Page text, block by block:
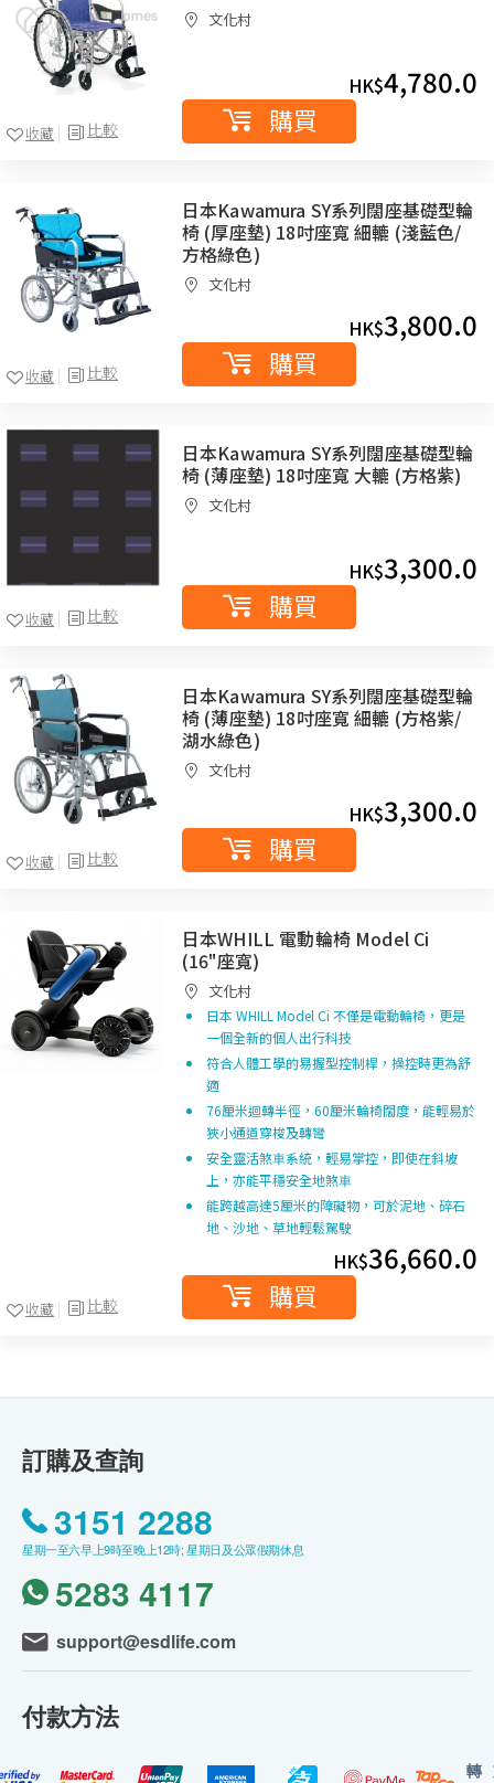
比較
收藏
文化村
HK$4,780.0
購買
比較
收藏
日本Kawamura SY系列闊座基礎型輪
椅 (厚座墊) 18吋座寬 細轆 (淺藍色/
方格綠色)
文化村
HK$3,800.0
購買
比較
收藏
日本Kawamura SY系列闊座基礎型輪
椅 (薄座墊) 18吋座寬 大轆 (方格紫)
文化村
HK$3,300.0
購買
比較
收藏
日本Kawamura SY系列闊座基礎型輪
椅 (薄座墊) 18吋座寬 細轆 (方格紫/
湖水綠色)
文化村
HK$3,300.0
購買
比較
收藏
日本WHILL 電動輪椅 Model Ci
(16"座寬)
文化村
日本 WHILL Model Ci 不僅是電動輪椅，更是
一個全新的個人出行科技
符合人體工學的易握型控制桿，操控時更為舒
適
76厘米迴轉半徑，60厘米輪椅闊度，能輕易於
狹小通道穿梭及轉彎
安全靈活煞⾞系統，輕易掌控，即使在斜坡
上，亦能平穩安全地煞⾞
能跨越高達5厘米的障礙物，可於泥地、碎石
地、沙地、草地輕鬆駕駛
HK$36,660.0
購買
訂購及查詢
3151 2288
星期一至六早上9時至晚上12時; 星期日及公眾假期休息
5283 4117
support@esdlife.com
付款方法
轉